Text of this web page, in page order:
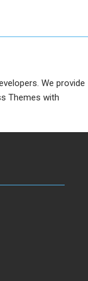
We provide
Themes with